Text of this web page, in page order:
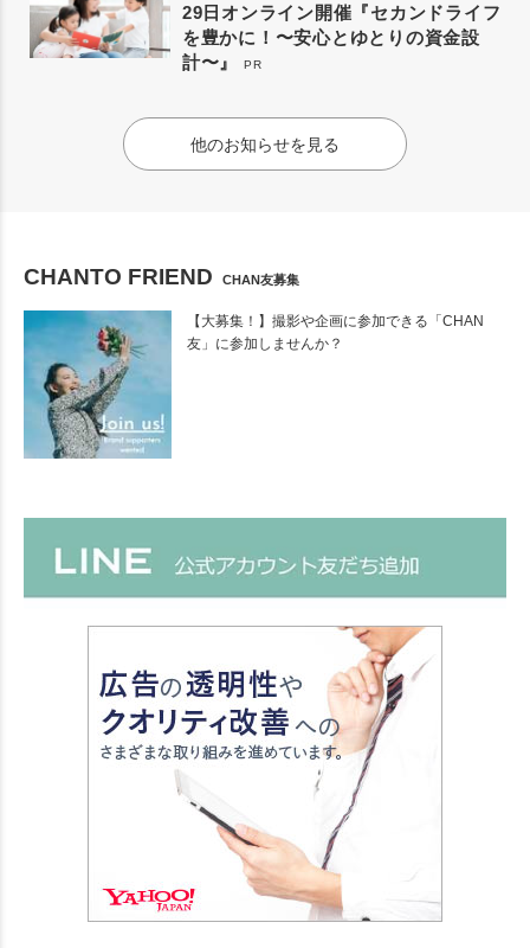
29日オンライン開催『セカンドライフ
を豊かに！〜安心とゆとりの資金設
計〜』
PR
他のお知らせを見る
CHANTO FRIEND CHAN友募集
【大募集！】撮影や企画に参加できる「CHAN
友」に参加しませんか？